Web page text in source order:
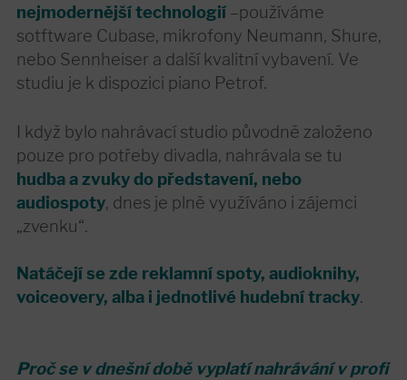
nejmodernější technologií –používáme
sotftware Cubase, mikrofony Neumann, Shure,
nebo Sennheiser a další kvalitní vybavení. Ve
studiu je k dispozici piano Petrof.
I když bylo nahrávací studio původně založeno
pouze pro potřeby divadla, nahrávala se tu
hudba a zvuky do představení, nebo
audiospoty, dnes je plně využíváno i zájemci
„zvenku“.
Natáčejí se zde reklamní spoty, audioknihy,
voiceovery, alba i jednotlivé hudební tracky.
Proč se v dnešní době vyplatí nahrávání v profi